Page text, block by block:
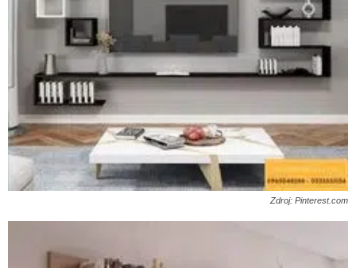
Zdroj: Pinterest.com